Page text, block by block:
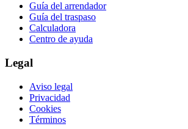
Guía del arrendador
Guía del traspaso
Calculadora
Centro de ayuda
Legal
Aviso legal
Privacidad
Cookies
Términos